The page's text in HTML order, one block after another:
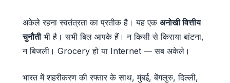
अकेले रहना स्वतंत्रता का प्रतीक है। यह एक अनोखी वित्तीय
चुनौतीभी है। सभी बिल आपके हैं। न किसी से किराया बांटना,
न बिजली। Grocery हो या Internet — सब अकेले।
भारत में शहरीकरण की रफ्तार के साथ, मुंबई, बेंगलुरु, दिल्ली,